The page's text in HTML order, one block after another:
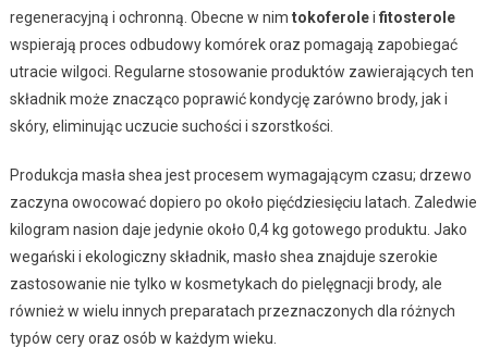
regeneracyjną i ochronną. Obecne w nim tokoferolei fitosterole
wspierają proces odbudowy komórek oraz pomagają zapobiegać
utracie wilgoci. Regularne stosowanie produktów zawierających ten
składnik może znacząco poprawić kondycję zarówno brody, jak i
skóry, eliminując uczucie suchości i szorstkości.
Produkcja masła shea jest procesem wymagającym czasu; drzewo
zaczyna owocować dopiero po około pięćdziesięciu latach. Zaledwie
kilogram nasion daje jedynie około 0,4 kg gotowego produktu. Jako
wegański i ekologiczny składnik, masło shea znajduje szerokie
zastosowanie nie tylko w kosmetykach do pielęgnacji brody, ale
również w wielu innych preparatach przeznaczonych dla różnych
typów cery oraz osób w każdym wieku.